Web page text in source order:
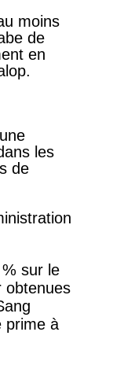
moins
de
en
les
de
sur le
obtenues
prime à